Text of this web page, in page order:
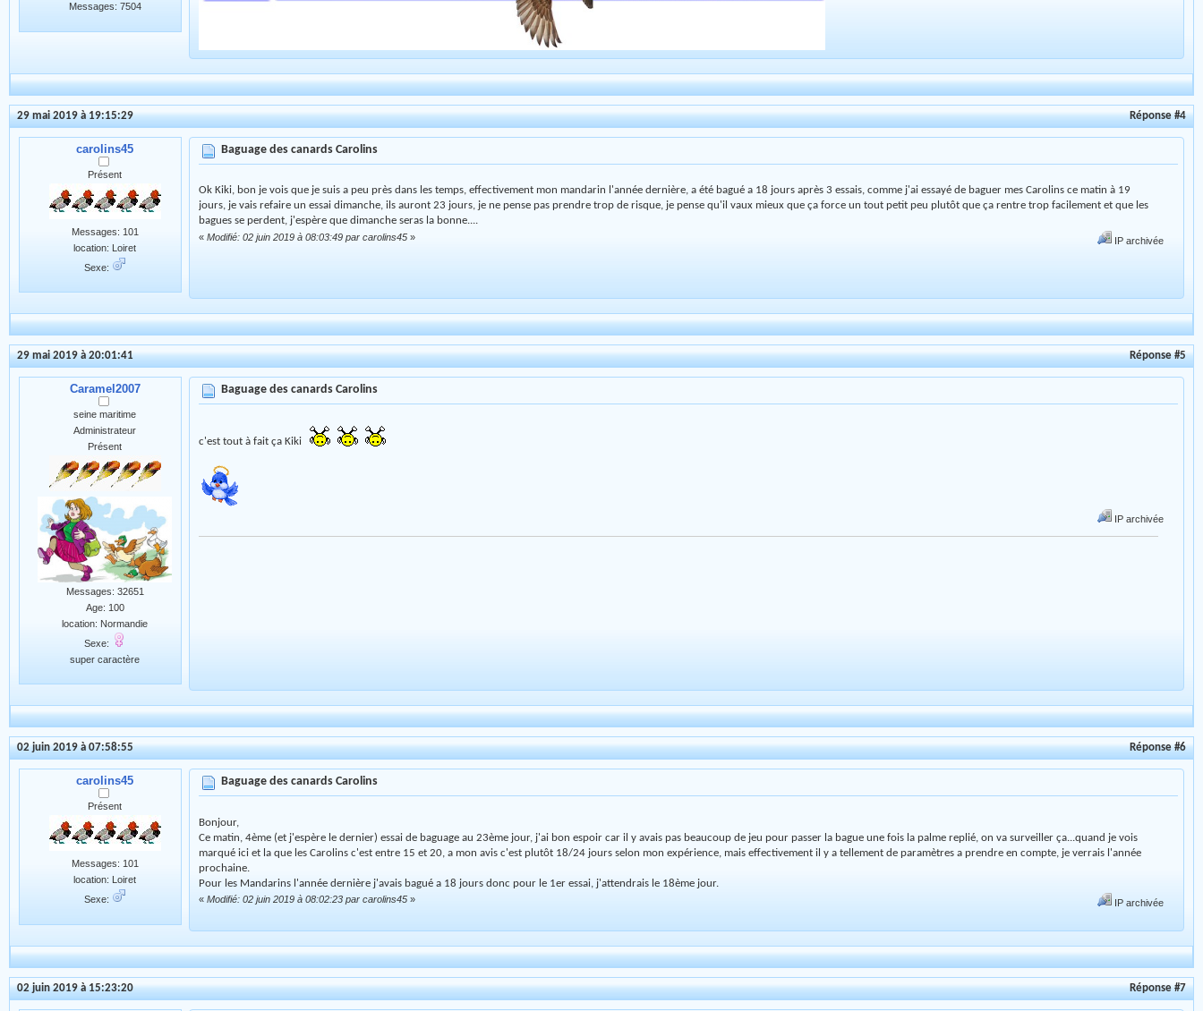
Messages: 7504
29 mai 2019 à 19:15:29 Réponse #4
carolins45
Présent
Messages: 101
location: Loiret
Sexe:
Baguage des canards Carolins
Ok Kiki, bon je vois que je suis a peu près dans les temps, effectivement mon mandarin l'année dernière, a été bagué a 18 jours après 3 essais, comme j'ai essayé de baguer mes Carolins ce matin à 19
jours, je vais refaire un essai dimanche, ils auront 23 jours, je ne pense pas prendre trop de risque, je pense qu'il vaux mieux que ça force un tout petit peu plutôt que ça rentre trop facilement et que les
bagues se perdent, j'espère que dimanche seras la bonne....
« Modifié: 02 juin 2019 à 08:03:49 par carolins45 » IP archivée
29 mai 2019 à 20:01:41 Réponse #5
Caramel2007
seine maritime
Administrateur
Présent
Messages: 32651
Age: 100
location: Normandie
Sexe:
super caractère
Baguage des canards Carolins
c'est tout à fait ça Kiki
IP archivée
02 juin 2019 à 07:58:55 Réponse #6
carolins45
Présent
Messages: 101
location: Loiret
Sexe:
Baguage des canards Carolins
Bonjour,
Ce matin, 4ème (et j'espère le dernier) essai de baguage au 23ème jour, j'ai bon espoir car il y avais pas beaucoup de jeu pour passer la bague une fois la palme replié, on va surveiller ça...quand je vois
marqué ici et la que les Carolins c'est entre 15 et 20, a mon avis c'est plutôt 18/24 jours selon mon expérience, mais effectivement il y a tellement de paramètres a prendre en compte, je verrais l'année
prochaine.
Pour les Mandarins l'année dernière j'avais bagué a 18 jours donc pour le 1er essai, j'attendrais le 18ème jour.
« Modifié: 02 juin 2019 à 08:02:23 par carolins45 » IP archivée
02 juin 2019 à 15:23:20 Réponse #7